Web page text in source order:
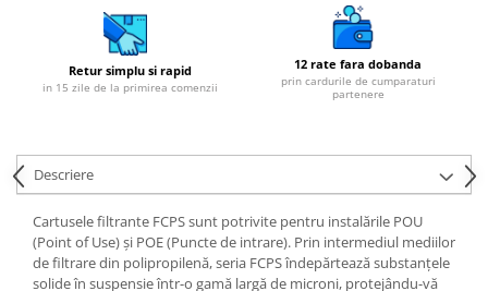
Sisteme fara pompa de presiune
Sisteme cu pompa de presiune
Sisteme cu flux direct
Statii automate
ECOMIX
Deferizare cu Pyrolox
Deferizare cu BIRM
Zeolit / Turbidex
Retur simplu si rapid
in 15 zile de la primirea comenzii
12 rate fara dobanda
prin cardurile de cumparaturi
partenere
Descriere
Cartusele filtrante FCPS sunt potrivite pentru instalările POU
(Point of Use) și POE (Puncte de intrare). Prin intermediul mediilor
de filtrare din polipropilenă, seria FCPS îndepărtează substanțele
solide în suspensie într-o gamă largă de microni, protejându-vă